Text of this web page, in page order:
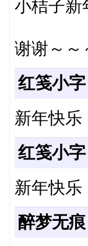
小桔子新
谢谢～～
红笺小字
新年快乐
红笺小字
新年快乐
醉梦无痕